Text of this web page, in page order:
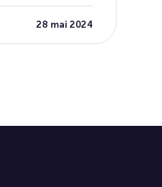
28 mai 2024